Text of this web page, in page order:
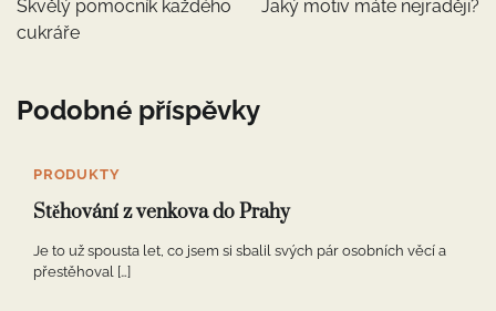
příspěvek
Skvělý pomocník každého
cukráře
Jaký motiv máte nejraději?
Podobné příspěvky
PRODUKTY
Stěhování z venkova do Prahy
Je to už spousta let, co jsem si sbalil svých pár osobních věcí a
přestěhoval […]